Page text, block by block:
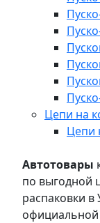
Цепи на
Цепи
Автотовары
по выгодной
распаковки в
официальной